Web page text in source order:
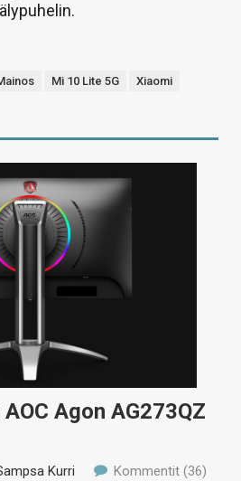
Mi 10 Lite 5G
Xiaomi
Agon AG273QZ
Kurri Kommentit (36)